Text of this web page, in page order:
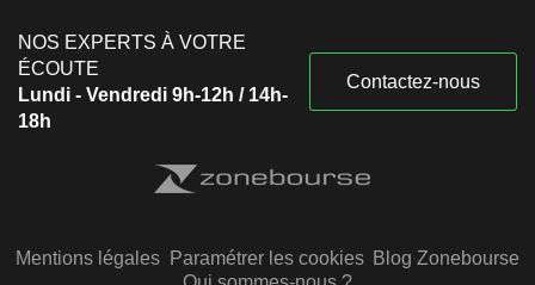
NOS EXPERTS À VOTRE
ÉCOUTE
Lundi - Vendredi 9h-12h / 14h-
18h
Contactez-nous
Mentions légales Paramétrer les cookies Blog Zonebourse